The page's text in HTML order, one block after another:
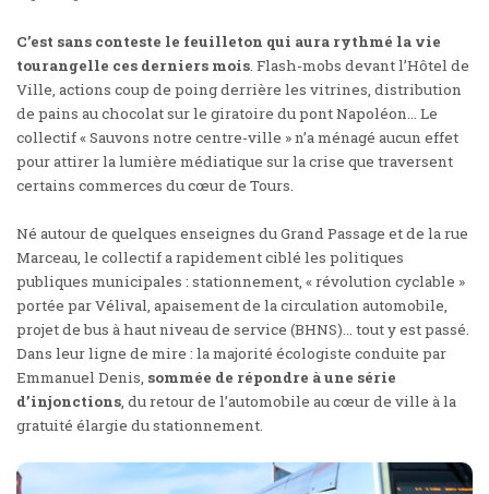
C’est sans conteste le feuilleton qui aura rythmé la vie
tourangelle ces derniers mois . Flash-mobs devant l’Hôtel de
Ville, actions coup de poing derrière les vitrines, distribution
de pains au chocolat sur le giratoire du pont Napoléon… Le
collectif « Sauvons notre centre-ville » n’a ménagé aucun effet
pour attirer la lumière médiatique sur la crise que traversent
certains commerces du cœur de Tours.
Né autour de quelques enseignes du Grand Passage et de la rue
Marceau, le collectif a rapidement ciblé les politiques
publiques municipales : stationnement, « révolution cyclable »
portée par Vélival, apaisement de la circulation automobile,
projet de bus à haut niveau de service (BHNS)… tout y est passé.
Dans leur ligne de mire : la majorité écologiste conduite par
Emmanuel Denis, sommée de répondre à une série
d’injonctions, du retour de l’automobile au cœur de ville à la
gratuité élargie du stationnement.